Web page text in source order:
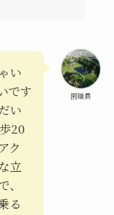
園職員
い
です
い
20
ク
立
る